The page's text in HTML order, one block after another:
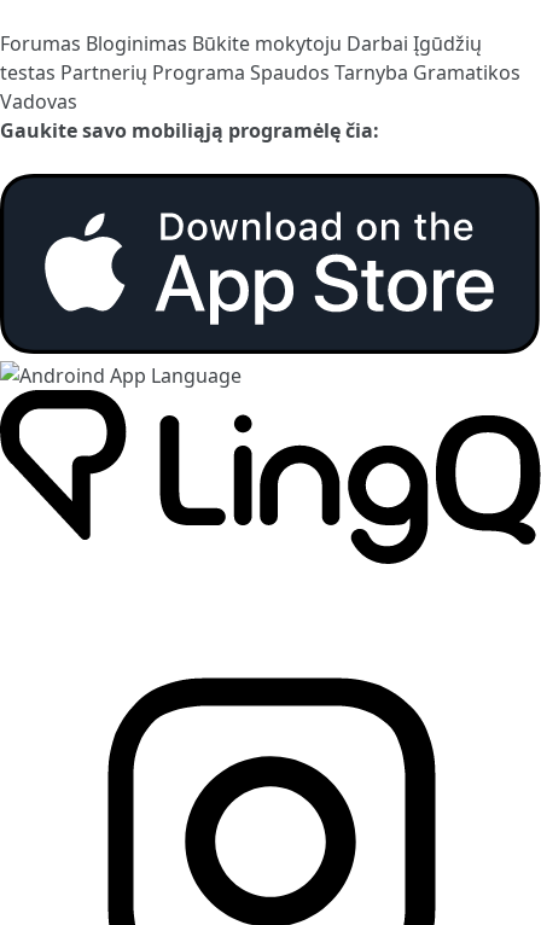
Forumas Bloginimas Būkite mokytoju Darbai Įgūdžių
testas Partnerių Programa Spaudos Tarnyba Gramatikos
Vadovas
Gaukite savo mobiliąją programėlę čia: